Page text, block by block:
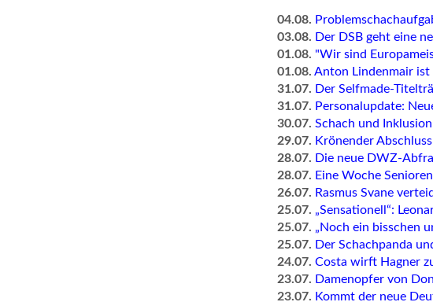
04.08.
03.08. Der DSB geht eine
01.08. "Wir sind
01.08. Anton Lindenmair ist
31.07. Der Selfmade-
31.07. Personalupdate:
30.07. Schach und
29.07. Krönender
28.07. Die neue DWZ-
28.07. Eine Woche
26.07. Rasmus Svane
25.07. „Sensationell“:
25.07. „Noch ein bisschen
25.07. Der Schachpanda
24.07. Costa wirft Hagner
23.07. Damenopfer von
23.07. Kommt der neue